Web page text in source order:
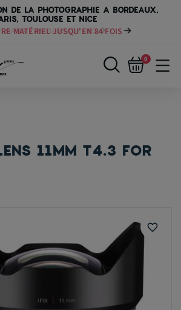
DE LA PHOTOGRAPHIE A BORDEAUX,
TOULOUSE ET NICE
MATÉRIEL JUSQU'EN 84 FOIS
0
11MM T4.3 FOR
favorite_border